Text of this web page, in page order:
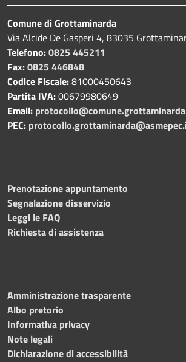
Comune di Grottaminarda
Via Alcide De Gasperi 4, 83035
Telefono:0825 445211
Fax:0825 446848
Codice Fiscale:81000450643
Partita IVA:00679980649
Email:
PEC:
Prenotazione appuntamento
Segnalazione disservizio
Leggi le FAQ
Richiesta di assistenza
Amministrazione trasparente
Albo pretorio
Informativa privacy
Note legali
Dichiarazione di accessibilità